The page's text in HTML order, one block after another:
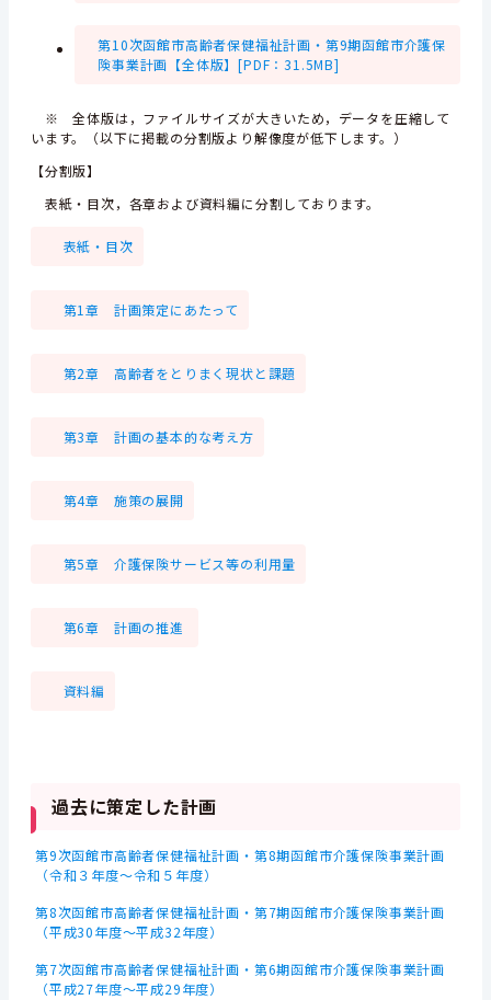
第10次函館市高齢者保健福祉計画・第9期函館市介護保
険事業計画【全体版】[PDF：31.5MB]
※ 全体版は，ファイルサイズが大きいため，データを圧縮して
います。（以下に掲載の分割版より解像度が低下します。）
【分割版】
表紙・目次，各章および資料編に分割しております。
表紙・目次
第1章 計画策定にあたって
第2章 高齢者をとりまく現状と課題
第3章 計画の基本的な考え方
第4章 施策の展開
第5章 介護保険サービス等の利用量
第6章 計画の推進
資料編
過去に策定した計画
第9次函館市高齢者保健福祉計画・第8期函館市介護保険事業計画
（令和３年度～令和５年度）
第8次函館市高齢者保健福祉計画・第7期函館市介護保険事業計画
（平成30年度～平成32年度）
第7次函館市高齢者保健福祉計画・第6期函館市介護保険事業計画
（平成27年度～平成29年度）